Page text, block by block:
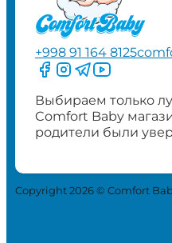
+998 91 164 8125
Следите за нами на
Следите за нами
Следите за
Следите за
Выбираем только
Comfort Baby
родители были
Copyright 2026 © Comfort